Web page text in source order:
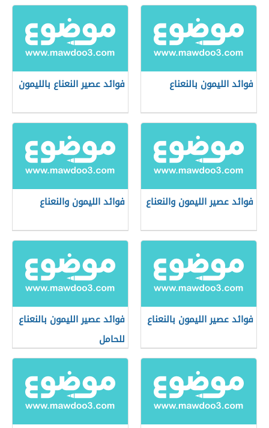
فوائد الليمون بالنعناع فوائد عصير النعناع بالليمون
فوائد عصير الليمون والنعناع فوائد الليمون والنعناع
فوائد عصير الليمون بالنعناع
فوائد عصير الليمون بالنعناع
للحامل